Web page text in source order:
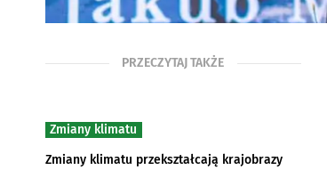
PRZECZYTAJ TAKŻE
Zmiany klimatu
Zmiany klimatu przekształcają krajobrazy